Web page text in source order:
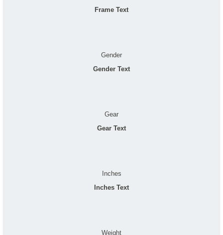
Frame Text
Gender
Gender Text
Gear
Gear Text
Inches
Inches Text
Weight